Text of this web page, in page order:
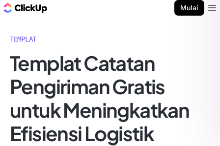
Mulai
TEMPLAT
Templat Catatan
Pengiriman Gratis
untuk Meningkatkan
Efisiensi Logistik